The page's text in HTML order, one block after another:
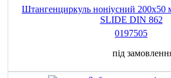
Штангенциркуль ноніусний
SLIDE DIN 862
0197505
під